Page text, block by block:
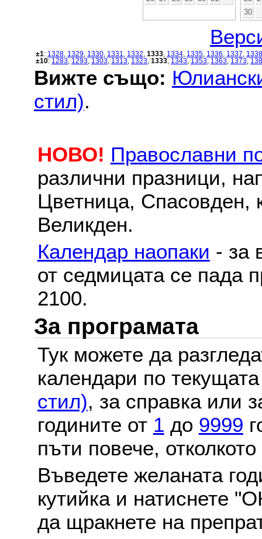
30
±1: 1328 1329 1330 1331 1332 1333 1334 1335 1336 1337
1338
±10: 1283 1293 1303 1313 1323 1333 1343 1353 1363 1373
Вижте също:
стил).
НОВО! Православни
различни празници,
Цветница, Спасовден,
Великден.
Календар наопаки - за
от седмицата се пада
2100.
За програмата
Тук можете да
календари по
стил), за справка или
годините от 1 до 9999
пъти повече,
Въведете желаната
кутийка и натиснете
да щракнете на